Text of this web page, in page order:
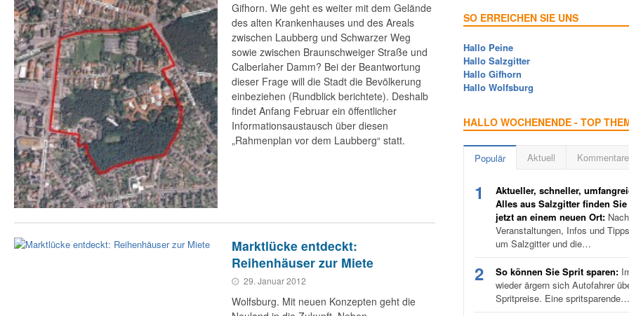
Gifhorn. Wie geht es weiter mit dem Gelände
des alten Krankenhauses und des Areals
zwischen Laubberg und Schwarzer Weg
sowie zwischen Braunschweiger Straße und
Calberlaher Damm? Bei der Beantwortung
dieser Frage will die Stadt die Bevölkerung
einbeziehen (Rundblick berichtete). Deshalb
findet Anfang Februar ein öffentlicher
Informationsaustausch über diesen
„Rahmenplan vor dem Laubberg“ statt.
Marktlücke entdeckt:
Reihenhäuser zur Miete
29. Januar 2012
Wolfsburg. Mit neuen Konzepten geht die
SO ERREICHEN SIE UNS
Hallo Peine
Hallo Salzgitter
Hallo Gifhorn
Hallo Wolfsburg
HALLO WOCHENENDE - TOP
Populär Aktuell Kommentare
1
Aktueller, schneller,
Alles aus Salzgitter finden
jetzt an einem neuen Ort:
Veranstaltungen, Infos und
um Salzgitter und die…
2 So können Sie Sprit sparen:
wieder ärgern sich Autofahrer
Spritpreise. Eine spritsparende…